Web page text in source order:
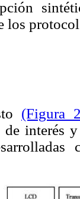
los
(Figura
interés